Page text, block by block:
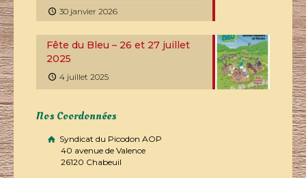
30 janvier 2026
Fête du Bleu – 26 et 27 juillet
2025
4 juillet 2025
Nos Coordonnées
Syndicat du Picodon AOP
40 avenue de Valence
26120 Chabeuil